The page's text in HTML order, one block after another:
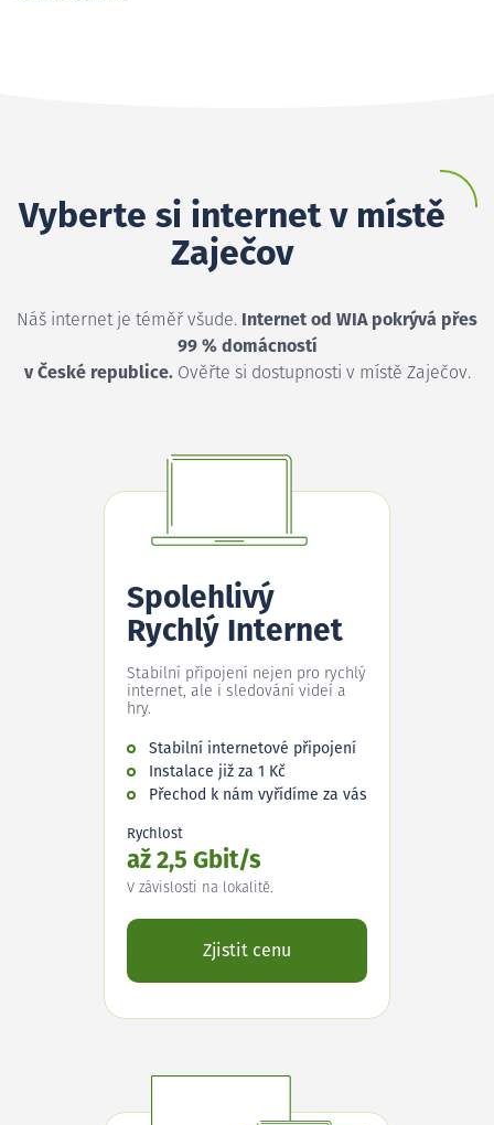
Vyberte si internet v místě
Zaječov
Náš internet je téměř všude. Internet od WIA pokrývá přes
99 % domácností
v České republice.Ověřte si dostupnosti v místě Zaječov.
Spolehlivý
Rychlý Internet
Stabilní připojení nejen pro rychlý
internet, ale i sledování videí a
hry.
Stabilní internetové připojení
Instalace již za 1 Kč
Přechod k nám vyřídíme za vás
Rychlost
až 2,5 Gbit/s
V závislosti na lokalitě.
Zjistit cenu